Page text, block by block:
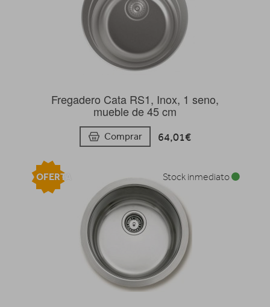
Fregadero Cata RS1, Inox, 1 seno,
mueble de 45 cm
Comprar 64,01€
Stock inmediato
OFERTA